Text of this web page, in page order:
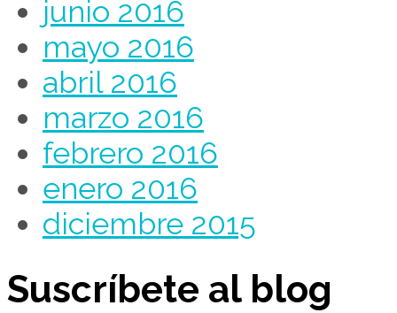
junio 2016
mayo 2016
abril 2016
marzo 2016
febrero 2016
enero 2016
diciembre 2015
Suscríbete al blog